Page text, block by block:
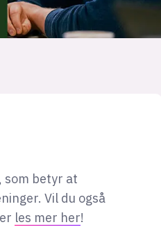
som betyr at
Vil du også
les mer her!